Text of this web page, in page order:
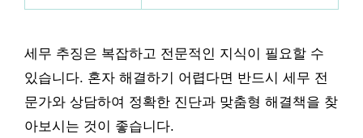
세무 추징은 복잡하고 전문적인 지식이 필요할 수
있습니다. 혼자 해결하기 어렵다면 반드시 세무 전
문가와 상담하여 정확한 진단과 맞춤형 해결책을 찾
아보시는 것이 좋습니다.